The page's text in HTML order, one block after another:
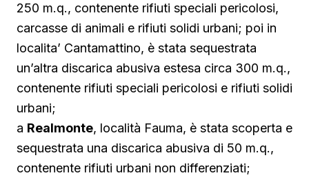
250 m.q., contenente rifiuti speciali pericolosi,
carcasse di animali e rifiuti solidi urbani; poi in
localita’ Cantamattino, è stata sequestrata
un’altra discarica abusiva estesa circa 300 m.q.,
contenente rifiuti speciali pericolosi e rifiuti solidi
urbani;
a Realmonte, località Fauma, è stata scoperta e
sequestrata una discarica abusiva di 50 m.q.,
contenente rifiuti urbani non differenziati;